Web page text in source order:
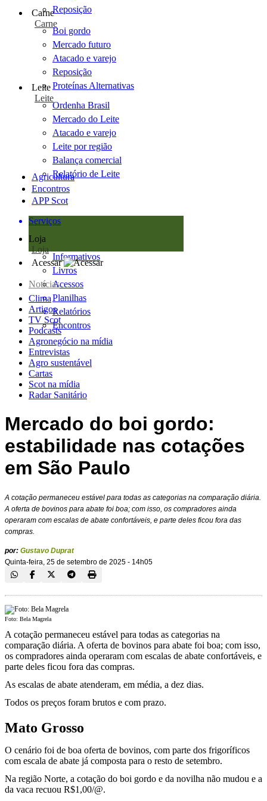
Reposição
Carne
Carne
Boi gordo
Mercado futuro
Atacado e varejo
Reposição
Proteínas Alternativas
Leite
Leite
Ordenha Brasil
Mercado do Leite
Atacado e varejo
Leite por região
Balança comercial
Relatório de Leite
Agricultura
Encontros
APP Scot
Serviços
Loja
Loja
Informativos
Livros
Acessos
Planilhas
Relatórios
Encontros
Acessar
Notícias
Clima
Artigos
TV Scot
Podcasts
Agronegócio na mídia
Entrevistas
Agro sustentável
Cartas
Scot na mídia
Radar Sanitário
Mercado do boi gordo:
estabilidade nas cotações
em São Paulo
A cotação permaneceu estável para todas as categorias na comparação diária.
A oferta de bovinos para abate foi boa; com isso, os compradores ainda
operaram com escalas de abate confortáveis, e parte deles ficou fora das
compras.
por: Gustavo Duprat
Quinta-feira, 25 de setembro de 2025 - 14h05
Foto: Bela Magrela
A cotação permaneceu estável para todas as categorias na
comparação diária. A oferta de bovinos para abate foi boa; com isso,
os compradores ainda operaram com escalas de abate confortáveis, e
parte deles ficou fora das compras.
As escalas de abate atenderam, em média, a dez dias.
Todos os preços foram brutos e com prazo.
Mato Grosso
O cenário foi de boa oferta de bovinos, com parte dos frigoríficos
com escala de abate já composta para o resto de setembro.
Na região Norte, a cotação do boi gordo e da novilha não mudou e a
da vaca recuou R$1,00/@.